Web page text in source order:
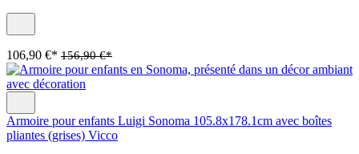
106,90 €* 156,90 €*
Armoire pour enfants Luigi Sonoma 105.8x178.1cm avec boîtes
pliantes (grises) Vicco